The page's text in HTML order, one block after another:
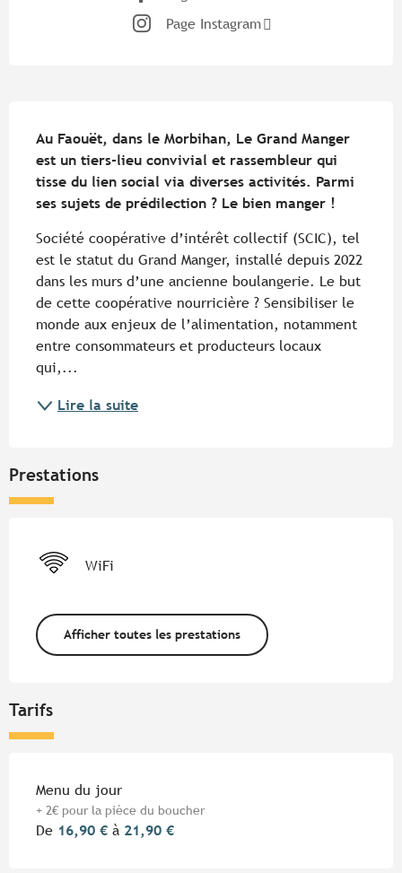
Page Instagram
Au Faouët, dans le Morbihan, Le Grand Manger
est un tiers-lieu convivial et rassembleur qui
tisse du lien social via diverses activités. Parmi
ses sujets de prédilection ? Le bien manger !
Société coopérative d’intérêt collectif (SCIC), tel
est le statut du Grand Manger, installé depuis 2022
dans les murs d’une ancienne boulangerie. Le but
de cette coopérative nourricière ? Sensibiliser le
monde aux enjeux de l’alimentation, notamment
entre consommateurs et producteurs locaux
qui,...
Lire la suite
Prestations
WiFi
Afficher toutes les prestations
Tarifs
Tarifs 2026
Menu du jour
+ 2€ pour la pièce du boucher
De 16,90 € à 21,90 €